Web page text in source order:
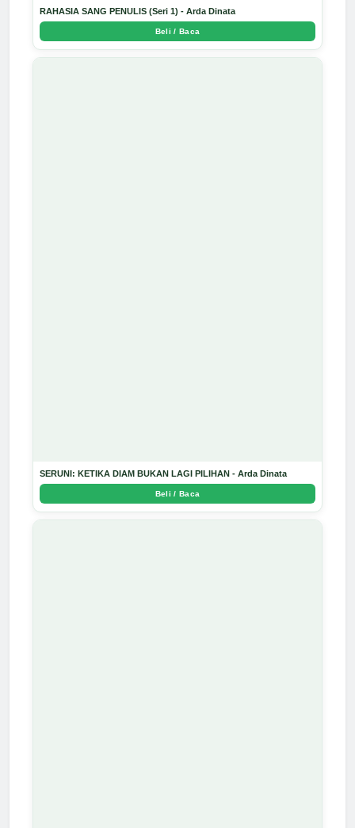
RAHASIA SANG PENULIS (Seri 1) - Arda Dinata
Beli / Baca
SERUNI: KETIKA DIAM BUKAN LAGI PILIHAN - Arda Dinata
Beli / Baca